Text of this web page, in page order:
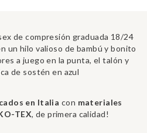
de compresión graduada 18/24
un hilo valioso de bambú y bonito
a juego en la punta, el talón y
de sostén en azul
en Italia con materiales
TEX, de primera calidad!